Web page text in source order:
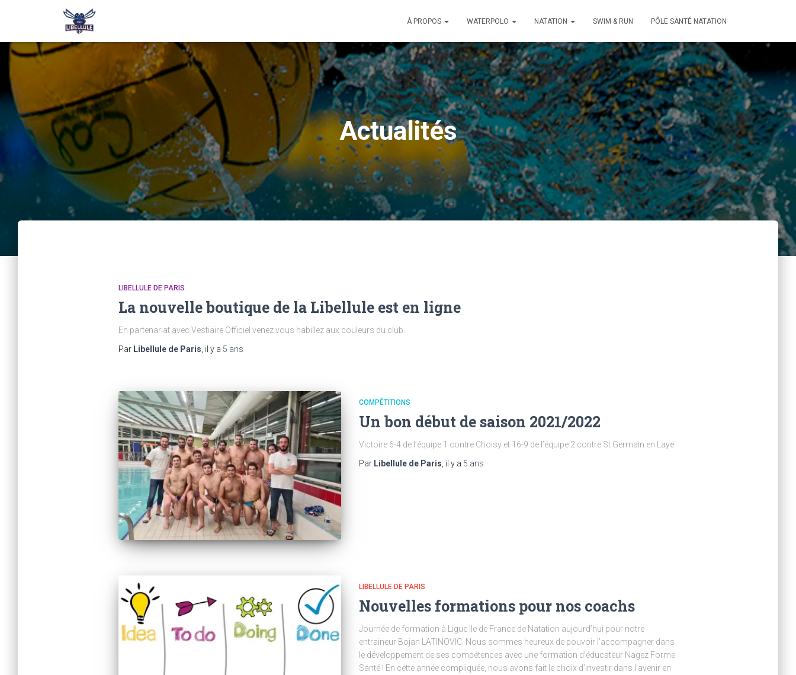
À PROPOS WATERPOLO NATATION SWIM & RUN PÔLE SANTÉ NATATION
Actualités
LIBELLULE DE PARIS
La nouvelle boutique de la Libellule est en ligne
En partenariat avec Vestiaire Officiel venez vous habillez aux couleurs du club.
Par Libellule de Paris , il y a 5 ans
COMPÉTITIONS
Un bon début de saison 2021/2022
Victoire 6-4 de l’équipe 1 contre Choisy et 16-9 de l’équipe 2 contre St Germain en Laye
Par Libellule de Paris , il y a 5 ans
LIBELLULE DE PARIS
Nouvelles formations pour nos coachs
Journée de formation à Ligue Ile de France de Natation aujourd’hui pour notre
entraineur Bojan LATINOVIC. Nous sommes heureux de pouvoir l’accompagner dans
le développement de ses compétences avec une formation d’éducateur Nagez Forme
Santé ! En cette année compliquée, nous avons fait le choix d’investir dans l’avenir en